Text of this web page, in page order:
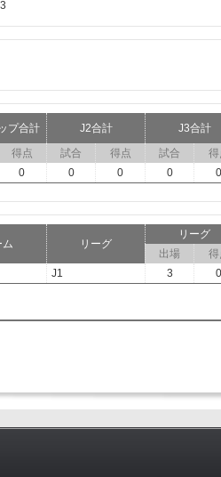
プ合計 J2合計
J3合計
得点 試合 得点 試合
得
0 0 0 0 0
ム リーグ
リーグ
出場
得
J1 3 0